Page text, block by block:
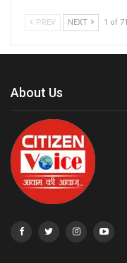
PREV NEXT 1 of 71
About Us